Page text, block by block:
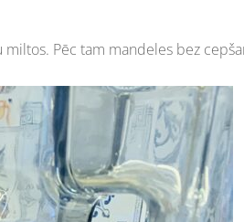
Pēc tam mandeles bez